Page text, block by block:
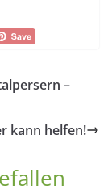
–
kann helfen!